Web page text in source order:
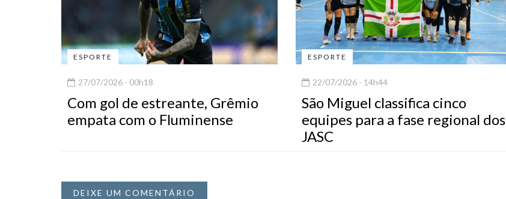
ESPORTE
27/07/2026 - 00h18
Com gol de estreante, Grêmio
empata com o Fluminense
ESPORTE
22/07/2026 - 14h44
São Miguel classifica cinco
equipes para a fase regional dos
JASC
DEIXE UM COMENTÁRIO